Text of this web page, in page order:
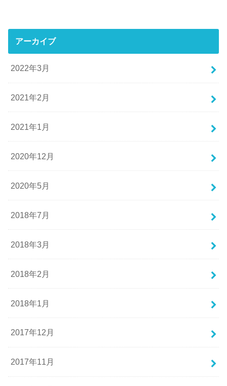
アーカイブ
2022年3月
2021年2月
2021年1月
2020年12月
2020年5月
2018年7月
2018年3月
2018年2月
2018年1月
2017年12月
2017年11月